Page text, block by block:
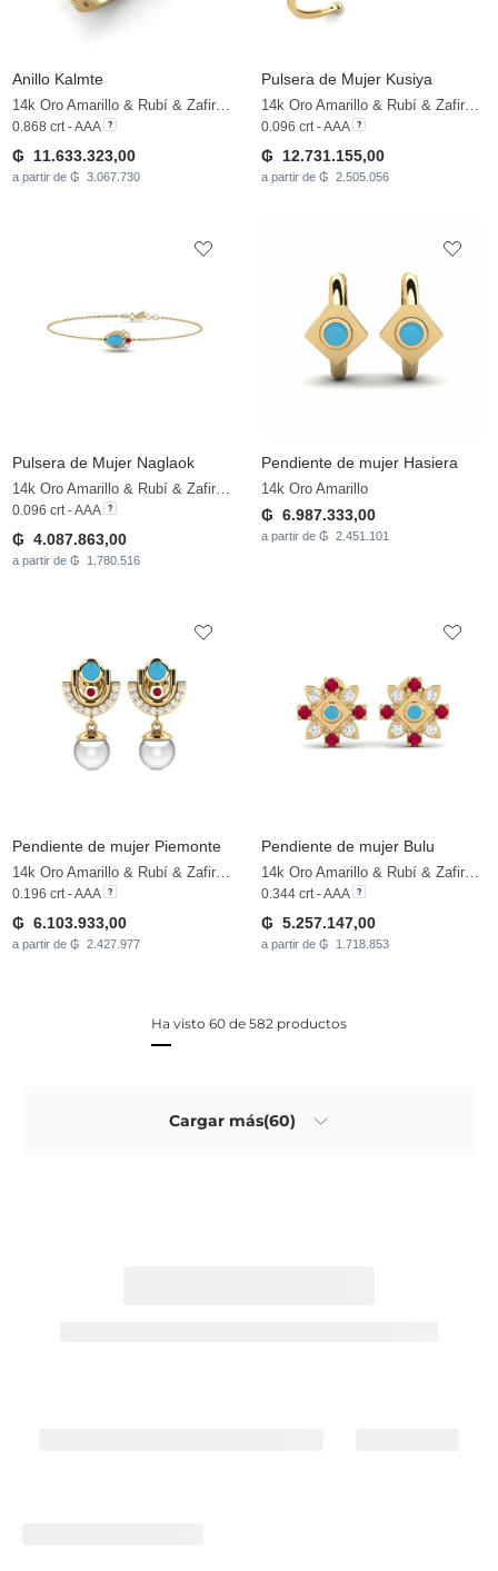
Anillo Kalmte
14k Oro Amarillo & Rubí & Zafiro blanco
0.868 crt - AAA
₲ 11.633.323,00
a partir de ₲ 3.067.730
Pulsera de Mujer Kusiya
14k Oro Amarillo & Rubí & Zafiro blanco
0.096 crt - AAA
₲ 12.731.155,00
a partir de ₲ 2.505.056
Pulsera de Mujer Naglaok
14k Oro Amarillo & Rubí & Zafiro blanco
0.096 crt - AAA
₲ 4.087.863,00
a partir de ₲ 1.780.516
Pendiente de mujer Hasiera
14k Oro Amarillo
₲ 6.987.333,00
a partir de ₲ 2.451.101
Pendiente de mujer Piemonte
14k Oro Amarillo & Rubí & Zafiro blanco & Perla blanca
0.196 crt - AAA
₲ 6.103.933,00
a partir de ₲ 2.427.977
Pendiente de mujer Bulu
14k Oro Amarillo & Rubí & Zafiro blanco
0.344 crt - AAA
₲ 5.257.147,00
a partir de ₲ 1.718.853
Ha visto 60 de 582 productos
Cargar más(60)